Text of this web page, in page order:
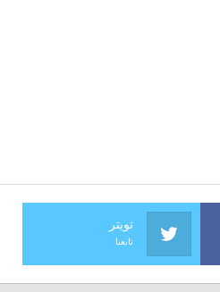
تويتر
تابعنا